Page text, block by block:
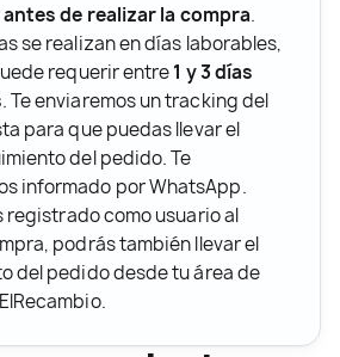
antes de realizar la compra.
se realizan en días laborables,
requerir entre1 y 3 días
. Te enviaremos un tracking del
para que puedas llevar el
del pedido. Te
informado por WhatsApp.
registrado como usuario al
podrás también llevar el
del pedido desde tu área de